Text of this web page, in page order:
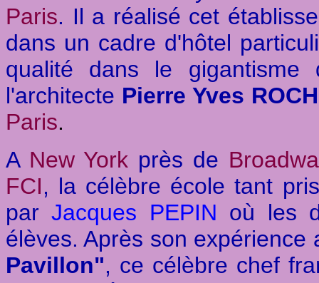
Paris. Il a réalisé cet
dans un cadre d'hôtel
qualité dans le
l'architecte Pierre Yves
Paris.
A New York près de
FCI, la célèbre école tant
parJacques PEPIN où les
élèves. Après son expérience
Pavillon", ce célèbre chef